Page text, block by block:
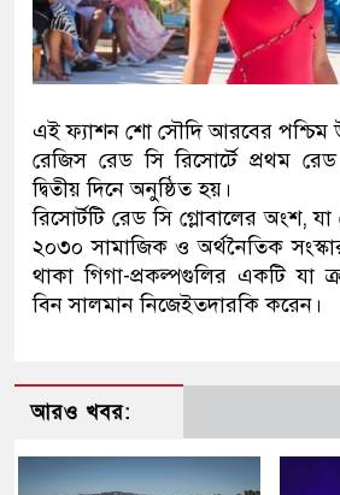
এই ফ্যাশন শো সৌদি আরবের পশ্চিম
রেজিস রেড সি রিসোর্টে প্রথম
দ্বিতীয় দিনে অনুষ্ঠিত হয়।
রিসোর্টটি রেড সি গ্লোবালের অংশ,
২০৩০ সামাজিক ও অর্থনৈতিক সংস্কার
থাকা গিগা-প্রকল্পগুলির একটি যা
বিন সালমান নিজেইতদারকি করেন।
আরও খবর: